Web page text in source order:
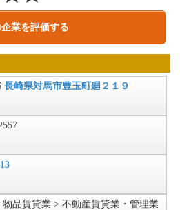
業を評価する
長崎県対馬市豊玉町廻２１９
物品賃貸業 > 不動産賃貸業・管理業